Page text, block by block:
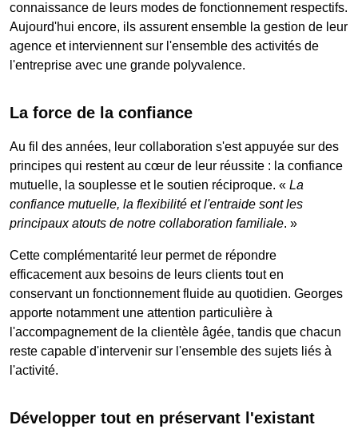
connaissance de leurs modes de fonctionnement respectifs.
Aujourd'hui encore, ils assurent ensemble la gestion de leur
agence et interviennent sur l'ensemble des activités de
l'entreprise avec une grande polyvalence.
La force de la confiance
Au fil des années, leur collaboration s'est appuyée sur des
principes qui restent au cœur de leur réussite : la confiance
mutuelle, la souplesse et le soutien réciproque. « La
confiance mutuelle, la flexibilité et l'entraide sont les
principaux atouts de notre collaboration familiale. »
Cette complémentarité leur permet de répondre
efficacement aux besoins de leurs clients tout en
conservant un fonctionnement fluide au quotidien. Georges
apporte notamment une attention particulière à
l'accompagnement de la clientèle âgée, tandis que chacun
reste capable d'intervenir sur l'ensemble des sujets liés à
l'activité.
Développer tout en préservant l'existant